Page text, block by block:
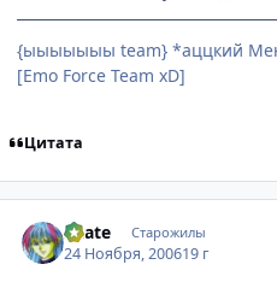
{ыыыыыыы team} *аццкий
[Emo Force Team xD]
Цитата
Skate Старожилы
24 Ноября, 200619 г